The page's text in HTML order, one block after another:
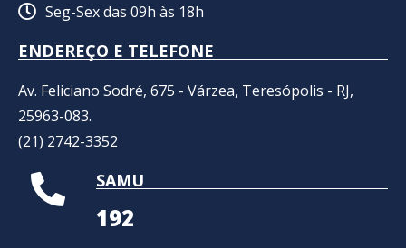
Seg-Sex das 09h às 18h
ENDEREÇO E TELEFONE
Av. Feliciano Sodré, 675 - Várzea, Teresópolis - RJ,
25963-083.
(21) 2742-3352​
SAMU
192